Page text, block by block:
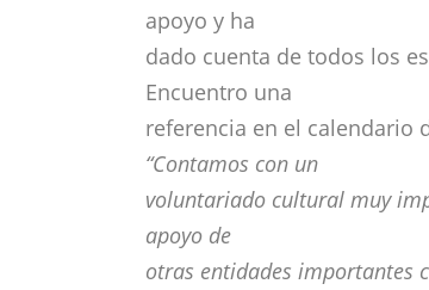
apoyo y ha
dado cuenta de todos los
Encuentro una
referencia en el calendario
“Contamos con un
voluntariado cultural muy
apoyo de
otras entidades importantes